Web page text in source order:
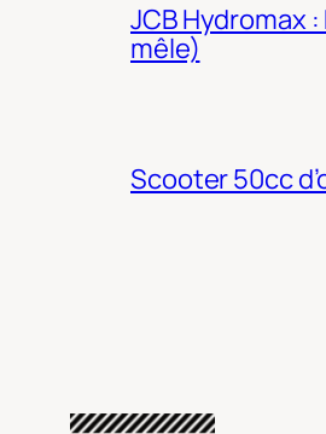
JCB Hydromax
mêle)
Scooter 50cc